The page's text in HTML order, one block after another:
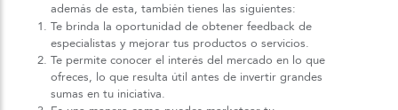
además de esta, también tienes las siguientes:
Te brinda la oportunidad de obtener feedback de
especialistas y mejorar tus productos o servicios.
Te permite conocer el interés del mercado en lo que
ofreces, lo que resulta útil antes de invertir grandes
sumas en tu iniciativa.